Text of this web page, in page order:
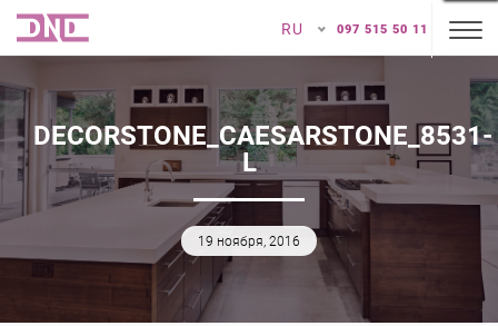
RU 097 515 50 11
DECORSTONE_CAESARSTONE_8531-
L
19 ноября, 2016